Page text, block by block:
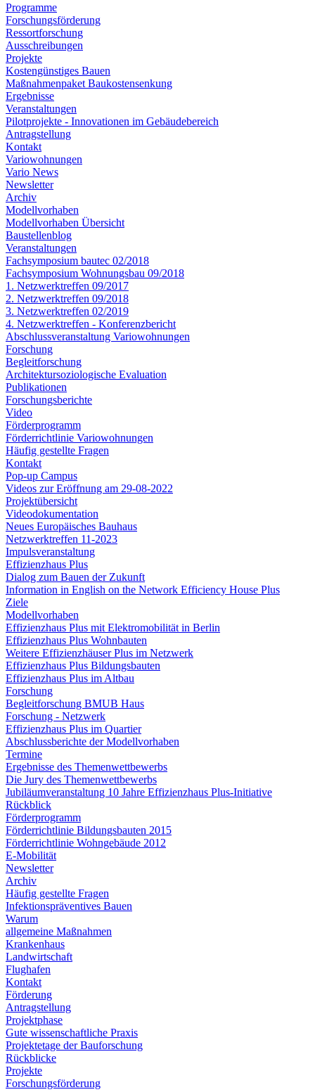
Programme
Forschungsförderung
Ressortforschung
Ausschreibungen
Projekte
Kostengünstiges Bauen
Maßnahmenpaket Baukostensenkung
Ergebnisse
Veranstaltungen
Pilotprojekte - Innovationen im Gebäudebereich
Antragstellung
Kontakt
Variowohnungen
Vario News
Newsletter
Archiv
Modellvorhaben
Modellvorhaben Übersicht
Baustellenblog
Veranstaltungen
Fachsymposium bautec 02/2018
Fachsymposium Wohnungsbau 09/2018
1. Netzwerktreffen 09/2017
2. Netzwerktreffen 09/2018
3. Netzwerktreffen 02/2019
4. Netzwerktreffen - Konferenzbericht
Abschlussveranstaltung Variowohnungen
Forschung
Begleitforschung
Architektursoziologische Evaluation
Publikationen
Forschungsberichte
Video
Förderprogramm
Förderrichtlinie Variowohnungen
Häufig gestellte Fragen
Kontakt
Pop-up Campus
Videos zur Eröffnung am 29-08-2022
Projektübersicht
Videodokumentation
Neues Europäisches Bauhaus
Netzwerktreffen 11-2023
Impulsveranstaltung
Effizienzhaus Plus
Dialog zum Bauen der Zukunft
Information in English on the Network Efficiency House Plus
Ziele
Modellvorhaben
Effizienzhaus Plus mit Elektromobilität in Berlin
Effizienzhaus Plus Wohnbauten
Weitere Effizienzhäuser Plus im Netzwerk
Effizienzhaus Plus Bildungsbauten
Effizienzhaus Plus im Altbau
Forschung
Begleitforschung BMUB Haus
Forschung - Netzwerk
Effizienzhaus Plus im Quartier
Abschlussberichte der Modellvorhaben
Termine
Ergebnisse des Themenwettbewerbs
Die Jury des Themenwettbewerbs
Jubiläumveranstaltung 10 Jahre Effizienzhaus Plus-Initiative
Rückblick
Förderprogramm
Förderrichtlinie Bildungsbauten 2015
Förderrichtlinie Wohngebäude 2012
E-Mobilität
Newsletter
Archiv
Häufig gestellte Fragen
Infektionspräventives Bauen
Warum
allgemeine Maßnahmen
Krankenhaus
Landwirtschaft
Flughafen
Kontakt
Förderung
Antragstellung
Projektphase
Gute wissenschaftliche Praxis
Projektetage der Bauforschung
Rückblicke
Projekte
Forschungsförderung